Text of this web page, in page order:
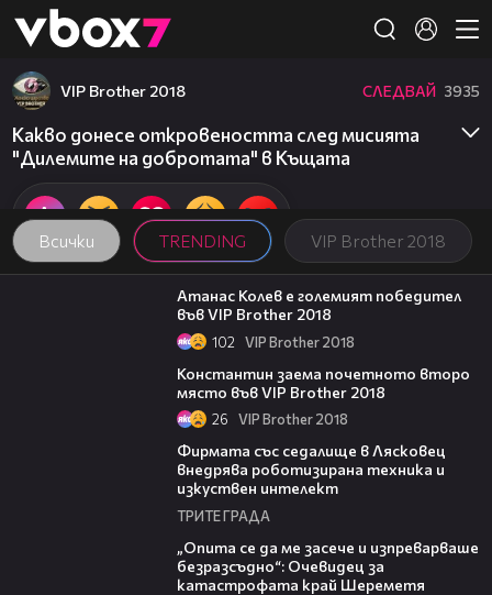
👾
Всички TRENDING VIP Brother 2018
VIP Brother 2018 СЛЕДВАЙ 3935
Какво донесе откровеността след мисията
"Дилемите на добротата" в Къщата
06:03
Атанас Колев е големият победител
във VIP Brother 2018
102 VIP Brother 2018
Константин заема почетното второ
място във VIP Brother 2018
26 VIP Brother 2018
Фирмата със седалище в Лясковец
внедрява роботизирана техника и
изкуствен интелект
ТРИТЕ ГРАДА
„Опита се да ме засече и изпреварваше
безразсъдно“: Очевидец за
катастрофата край Шереметя